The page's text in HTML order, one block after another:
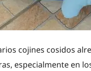
cojines cosidos
especialmente en